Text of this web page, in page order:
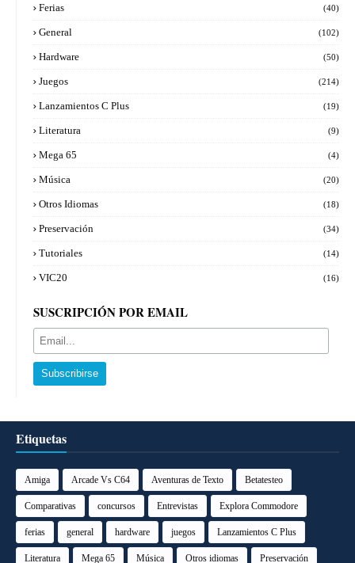
Ferias (40)
General (102)
Hardware (50)
Juegos (214)
Lanzamientos C Plus (19)
Literatura (9)
Mega 65 (4)
Música (20)
Otros Idiomas (18)
Preservación (34)
Tutoriales (14)
VIC20 (16)
SUSCRIPCIÓN POR EMAIL
Etiquetas
Amiga Arcade Vs C64 Aventuras de Texto Betatesteo
Comparativas concursos Entrevistas Explora Commodore
ferias general hardware juegos Lanzamientos C Plus
Literatura Mega 65 Música Otros idiomas Preservación